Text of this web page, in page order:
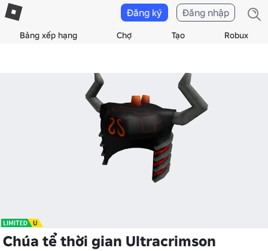
Bảng xếp hạng Chợ Tạo Robux
Đăng ký Đăng nhập
Chúa tể thời gian Ultracrimson